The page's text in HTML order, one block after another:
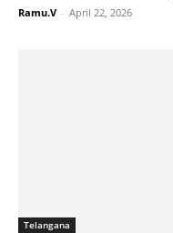
Ramu.V - April 22, 2026
Telangana